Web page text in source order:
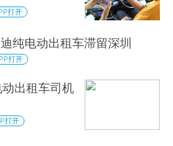
打开
纯电动出租车滞留深圳
打开
动出租车司机
打开